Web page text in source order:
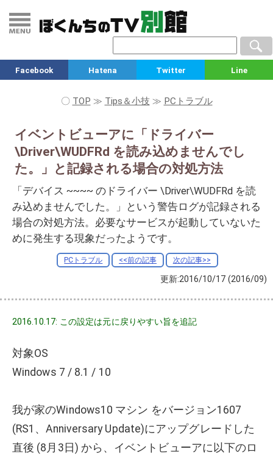
Facebook Hatena Twitter Line
〇 TOP ≫ Tips＆小技 ≫ PCトラブル
イベントビューアに「ドライバー
\Driver\WUDFRd を読み込めませんでし
た。」と記録される場合の対処方法
「デバイス ~~~~ のドライバー \Driver\WUDFRd を読
み込めませんでした。」という警告ログが記録される
場合の対処方法。必要なサービスが起動していないた
めに発生する現象だったようです。
PCトラブル <<前の記事 次の記事>>
更新:2016/10/17 (2016/09)
2016.10.17: この設定は元に戻りやすい旨を追記
対象OS
Windows 7 / 8.1 / 10
我が家のWindows10 マシン をバージョン1607
(RS1、Anniversary Update)にアップグレードした
直後 (8月3日) から、イベントビューアに以下のロ